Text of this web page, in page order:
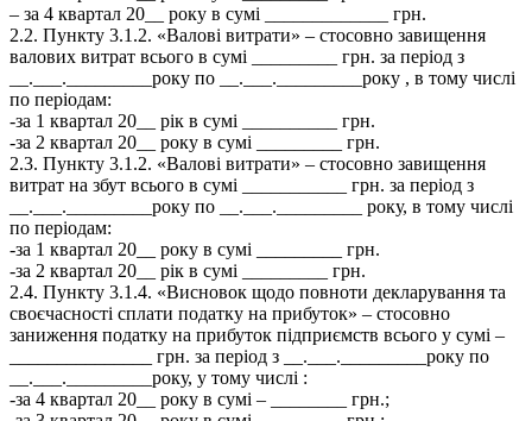
– за 4 квартал 20__ року в сумі _____________ грн.
2.2. Пункту 3.1.2. «Валові витрати» – стосовно завищення
валових витрат всього в сумі _________ грн. за період з
__.___._________року по __.___._________року , в тому числі
по періодам:
-за 1 квартал 20__ рік в сумі __________ грн.
-за 2 квартал 20__ року в сумі _________ грн.
2.3. Пункту 3.1.2. «Валові витрати» – стосовно завищення
витрат на збут всього в сумі ___________ грн. за період з
__.___._________року по __.___._________ року, в тому числі
по періодам:
-за 1 квартал 20__ року в сумі _________ грн.
-за 2 квартал 20__ рік в сумі _________ грн.
2.4. Пункту 3.1.4. «Висновок щодо повноти декларування та
своєчасності сплати податку на прибуток» – стосовно
заниження податку на прибуток підприємств всього у сумі –
_______________ грн. за період з __.___._________року по
__.___._________року, у тому числі :
-за 4 квартал 20__ року в сумі – ________ грн.;